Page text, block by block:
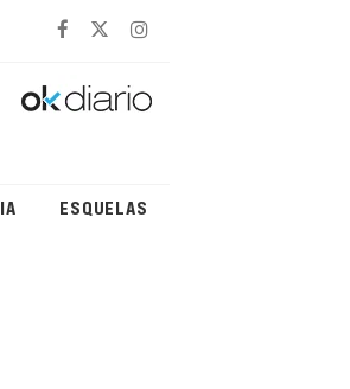
ESQUELAS